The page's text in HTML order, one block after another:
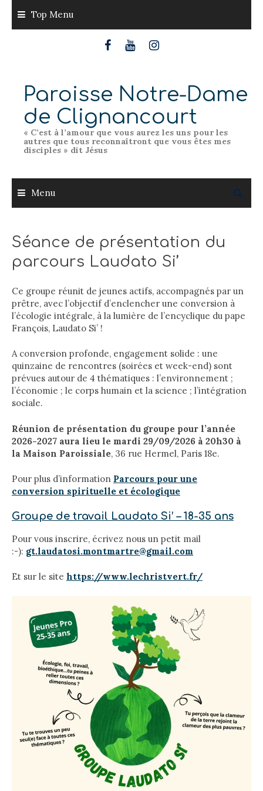
content
Top Menu
Paroisse Notre-Dame
de Clignancourt
« C’est à l’amour que vous aurez les uns pour les
autres que tous reconnaîtront que vous êtes mes
disciples » dit Jésus
Menu
Séance de présentation du
parcours Laudato Si’
Ce groupe réunit de jeunes actifs, accompagnés par un
prêtre, avec l’objectif d’enclencher une conversion à
l’écologie intégrale, à la lumière de l’encyclique du pape
François, Laudato Si’ !
A conversion profonde, engagement solide : une
quinzaine de rencontres (soirées et week-end) sont
prévues autour de 4 thématiques : l’environnement ;
l’économie ; le corps humain et la science ; l’intégration
sociale.
Réunion de présentation du groupe pour l’année
2026-2027 aura lieu le mardi 29/09/2026 à 20h30 à
la Maison Paroissiale, 36 rue Hermel, Paris 18e.
Pour plus d’information Parcours pour une
conversion spirituelle et écologique
Groupe de travail Laudato Si’ – 18-35 ans
Pour vous inscrire, écrivez nous un petit mail
:-): gt.laudatosi.montmartre@gmail.com
Et sur le site https://www.lechristvert.fr/